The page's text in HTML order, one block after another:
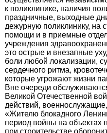
к поликлинике, наличия
праздничные, выходные
дежурную поликлинику, на
помощи и в приемные
учреждения
это острые и внезапные
боли любой локализации,
сердечного ритма,
которые угрожают жизни
Вне очереди
Великой Отечественной
действий,
«Жителю блокадного
период войны на объектах
при строительстве